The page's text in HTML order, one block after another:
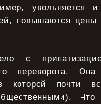
увольняется
повышаются цены
с
переворота.
в которой почти